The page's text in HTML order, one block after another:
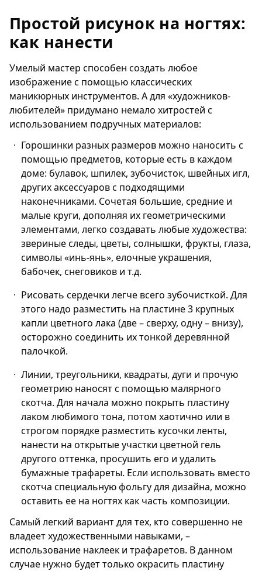
Простой рисунок на ногтях:
как нанести
Умелый мастер способен создать любое
изображение с помощью классических
маникюрных инструментов. А для «художников-
любителей» придумано немало хитростей с
использованием подручных материалов:
Горошинки разных размеров можно наносить с
помощью предметов, которые есть в каждом
доме: булавок, шпилек, зубочисток, швейных игл,
других аксессуаров с подходящими
наконечниками. Сочетая большие, средние и
малые круги, дополняя их геометрическими
элементами, легко создавать любые художества:
звериные следы, цветы, солнышки, фрукты, глаза,
символы «инь-янь», елочные украшения,
бабочек, снеговиков и т.д.
Рисовать сердечки легче всего зубочисткой. Для
этого надо разместить на пластине 3 крупных
капли цветного лака (две – сверху, одну – внизу),
осторожно соединить их тонкой деревянной
палочкой.
Линии, треугольники, квадраты, дуги и прочую
геометрию наносят с помощью малярного
скотча. Для начала можно покрыть пластину
лаком любимого тона, потом хаотично или в
строгом порядке разместить кусочки ленты,
нанести на открытые участки цветной гель
другого оттенка, просушить его и удалить
бумажные трафареты. Если использовать вместо
скотча специальную фольгу для дизайна, можно
оставить ее на ногтях как часть композиции.
Самый легкий вариант для тех, кто совершенно не
владеет художественными навыками, –
использование наклеек и трафаретов. В данном
случае нужно будет только окрасить пластину